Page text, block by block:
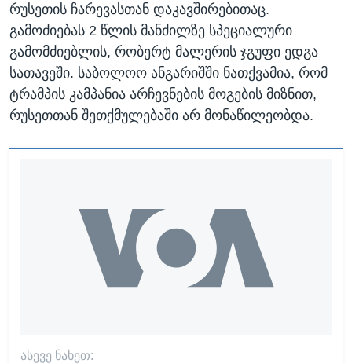
რუსეთის ჩარევასთან დაკავშირებითაც.
გამოძიებას 2 წლის მანძილზე სპეციალური
გამომძიებლის, რობერტ მალერის ჯგუფი ედგა
სათავეში. საბოლოო ანგარიშში ნათქვამია, რომ
ტრამპის კამპანია არჩევნების მოგების მიზნით,
რუსეთთან შეთქმულებაში არ მონაწილეობდა.
ᲐᲡᲔᲕᲔ ᲜᲐᲮᲔᲗ: